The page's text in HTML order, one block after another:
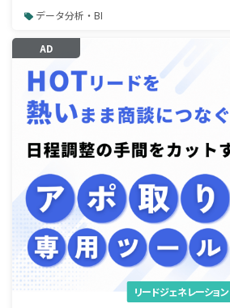
データ分析・BI
AD
リードジェネレーション